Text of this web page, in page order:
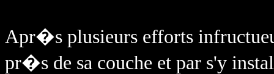
Apr�s plusieurs efforts
pr�s de sa couche et par s'y